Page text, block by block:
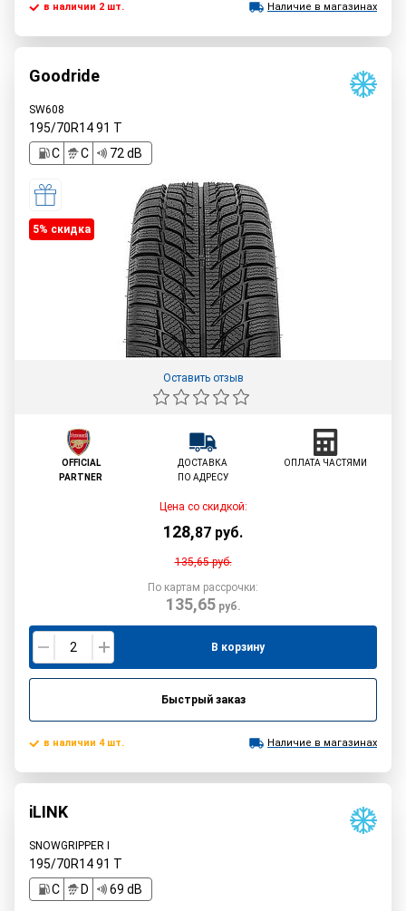
в наличии 2 шт. Наличие в магазинах
Goodride
SW608
195/70R1491 T
C
C 72 dB
5% cкидка
Оставить отзыв
OFFICIAL
PARTNER
ДОСТАВКА
ПО АДРЕСУ
ОПЛАТА ЧАСТЯМИ
Цена со скидкой:
128,87 руб.
135,65руб.
По картам рассрочки:
135,65руб.
В корзину
Быстрый заказ
в наличии 4 шт. Наличие в магазинах
iLINK
SNOWGRIPPER I
195/70R1491 T
C
D 69 dB